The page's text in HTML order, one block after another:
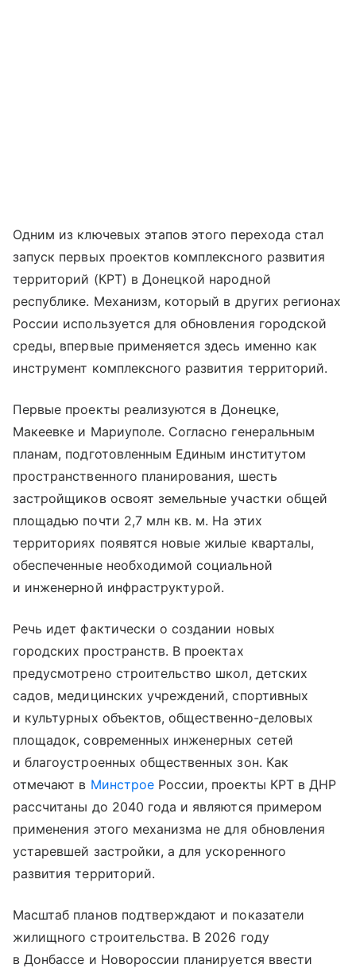
Одним из ключевых этапов этого перехода стал
запуск первых проектов комплексного развития
территорий (КРТ) в Донецкой народной
республике. Механизм, который в других регионах
России используется для обновления городской
среды, впервые применяется здесь именно как
инструмент комплексного развития территорий.
Первые проекты реализуются в Донецке,
Макеевке и Мариуполе. Согласно генеральным
планам, подготовленным Единым институтом
пространственного планирования, шесть
застройщиков освоят земельные участки общей
площадью почти 2,7 млн кв. м. На этих
территориях появятся новые жилые кварталы,
обеспеченные необходимой социальной
и инженерной инфраструктурой.
Речь идет фактически о создании новых
городских пространств. В проектах
предусмотрено строительство школ, детских
садов, медицинских учреждений, спортивных
и культурных объектов, общественно-деловых
площадок, современных инженерных сетей
и благоустроенных общественных зон. Как
отмечают в МинстроеРоссии, проекты КРТ в ДНР
рассчитаны до 2040 года и являются примером
применения этого механизма не для обновления
устаревшей застройки, а для ускоренного
развития территорий.
Масштаб планов подтверждают и показатели
жилищного строительства. В 2026 году
в Донбассе и Новороссии планируется ввести